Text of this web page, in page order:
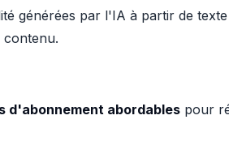
générées par l'IA à partir de
contenu.
d'abonnement abordables pour